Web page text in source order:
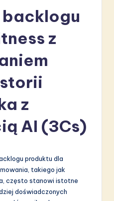
backlogu
z
z
AI (3Cs)
produktu dla
takiego jak
często stanowi istotne
doświadczonych